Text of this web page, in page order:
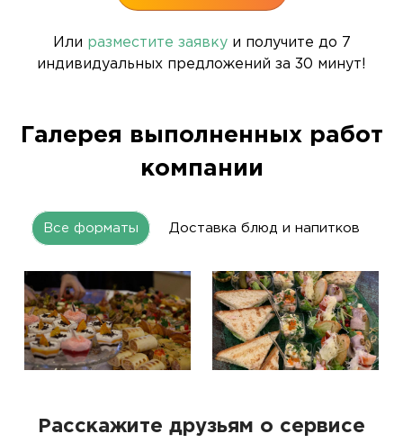
Или разместите заявкуи получите до 7
индивидуальных предложений за 30 минут!
Галерея выполненных работ
компании
Все форматы Доставка блюд и напитков
Расскажите друзьям о сервисе